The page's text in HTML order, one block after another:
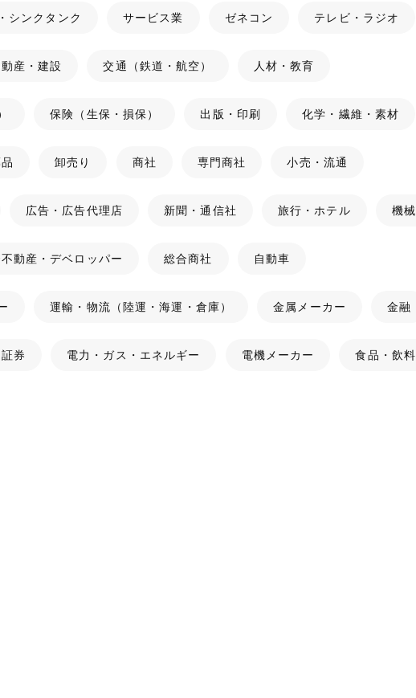
シンクタンク サービス業 ゼネコン テレビ・ラジオ
産・建設 交通（鉄道・航空） 人材・教育
保険（生保・損保） 出版・印刷 化学・繊維・素材
卸売り 商社 専門商社 小売・流通
広告・広告代理店 新聞・通信社 旅行・ホテル 機械
動産・デベロッパー 総合商社 自動車
運輸・物流（陸運・海運・倉庫） 金属メーカー 金融
券 電力・ガス・エネルギー 電機メーカー 食品・飲料